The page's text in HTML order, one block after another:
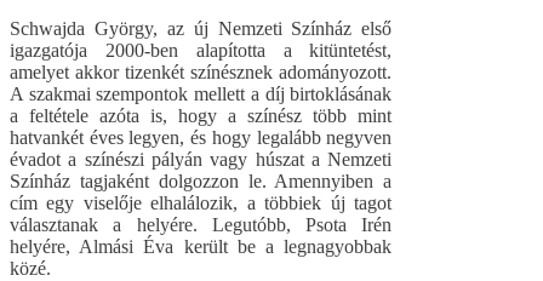
Schwajda György, az új Nemzeti Színház első
igazgatója 2000-ben alapította a kitüntetést,
amelyet akkor tizenkét színésznek adományozott.
A szakmai szempontok mellett a díj birtoklásának
a feltétele azóta is, hogy a színész több mint
hatvankét éves legyen, és hogy legalább negyven
évadot a színészi pályán vagy húszat a Nemzeti
Színház tagjaként dolgozzon le. Amennyiben a
cím egy viselője elhalálozik, a többiek új tagot
választanak a helyére. Legutóbb, Psota Irén
helyére, Almási Éva került be a legnagyobbak
közé.